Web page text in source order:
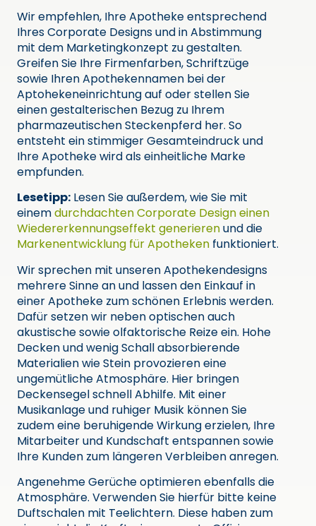
Wir empfehlen, Ihre Apotheke entsprechend
Ihres Corporate Designs und in Abstimmung
mit dem Marketingkonzept zu gestalten.
Greifen Sie Ihre Firmenfarben, Schriftzüge
sowie Ihren Apothekennamen bei der
Aptohekeneinrichtung auf oder stellen Sie
einen gestalterischen Bezug zu Ihrem
pharmazeutischen Steckenpferd her. So
entsteht ein stimmiger Gesamteindruck und
Ihre Apotheke wird als einheitliche Marke
empfunden.
Lesetipp: Lesen Sie außerdem, wie Sie mit
einemdurchdachten Corporate Design einen
Wiedererkennungseffekt generierenund die
Markenentwicklung für Apotheken funktioniert.
Wir sprechen mit unseren Apothekendesigns
mehrere Sinne an und lassen den Einkauf in
einer Apotheke zum schönen Erlebnis werden.
Dafür setzen wir neben optischen auch
akustische sowie olfaktorische Reize ein. Hohe
Decken und wenig Schall absorbierende
Materialien wie Stein provozieren eine
ungemütliche Atmosphäre. Hier bringen
Deckensegel schnell Abhilfe. Mit einer
Musikanlage und ruhiger Musik können Sie
zudem eine beruhigende Wirkung erzielen, Ihre
Mitarbeiter und Kundschaft entspannen sowie
Ihre Kunden zum längeren Verbleiben anregen.
Angenehme Gerüche optimieren ebenfalls die
Atmosphäre. Verwenden Sie hierfür bitte keine
Duftschalen mit Teelichtern. Diese haben zum